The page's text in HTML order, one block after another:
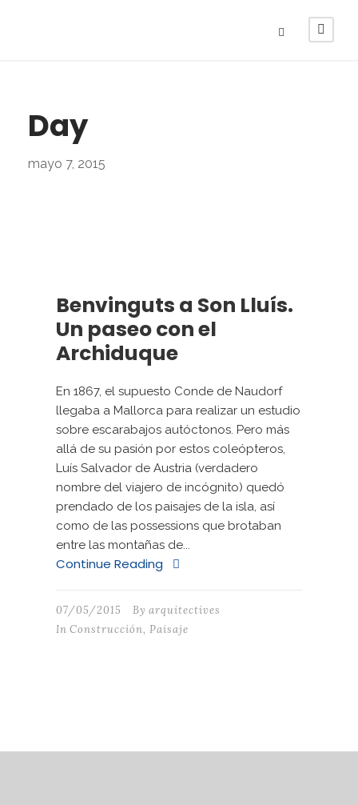
Day
mayo 7, 2015
Benvinguts a Son Lluís.
Un paseo con el
Archiduque
En 1867, el supuesto Conde de Naudorf
llegaba a Mallorca para realizar un estudio
sobre escarabajos autóctonos. Pero más
allá de su pasión por estos coleópteros,
Luís Salvador de Austria (verdadero
nombre del viajero de incógnito) quedó
prendado de los paisajes de la isla, así
como de las possessions que brotaban
entre las montañas de...
Continue Reading
07/05/2015 By arquitectives
In Construcción, Paisaje